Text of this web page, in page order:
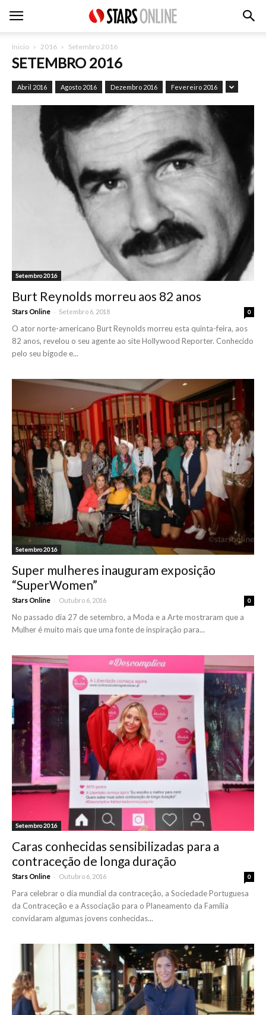
Inicio 2016 Setembro 2016
SETEMBRO 2016
Abril 2016 Agosto 2016 Dezembro 2016 Fevereiro 2016
Setembro 2016
Burt Reynolds morreu aos 82 anos
Stars Online - Setembro 6, 2018 0
O ator norte-americano Burt Reynolds morreu esta quinta-feira, aos
82 anos, revelou o seu agente ao site Hollywood Reporter. Conhecido
pelo seu bigode e...
Setembro 2016
Super mulheres inauguram exposição
“SuperWomen”
Stars Online - Outubro 6, 2016 0
No passado dia 27 de setembro, a Moda e a Arte mostraram que a
Mulher é muito mais que uma fonte de inspiração para...
Setembro 2016
Caras conhecidas sensibilizadas para a
contraceção de longa duração
Stars Online - Outubro 6, 2016 0
Para celebrar o dia mundial da contraceção, a Sociedade Portuguesa
da Contraceção e a Associação para o Planeamento da Família
convidaram algumas jovens conhecidas...